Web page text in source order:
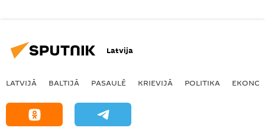
Latvija
LATVIJĀ BALTIJĀ PASAULĒ KRIEVIJĀ POLITIKA